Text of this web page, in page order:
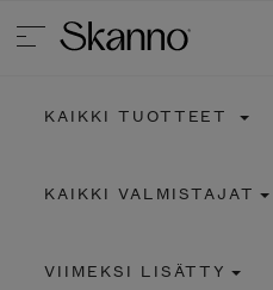
KAIKKI TUOTTEET
KAIKKI VALMISTAJAT
VIIMEKSI LISÄTTY